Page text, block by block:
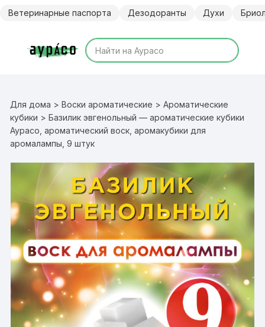
Ветеринарные паспорта Дезодоранты Духи
Для дома >Воски ароматические >Ароматические
кубики > Базилик эвгенольный — ароматические кубики
Аурасо, ароматический воск, аромакубики для
аромалампы, 9 штук